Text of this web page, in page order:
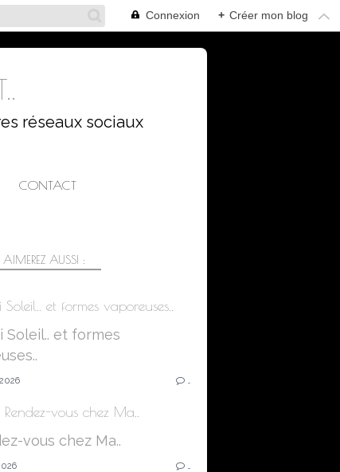
Connexion + Créer mon blog
réseaux sociaux
CONTACT
AUSSI :
Soleil.. et formes vaporeuses..
Rendez-vous chez Ma..